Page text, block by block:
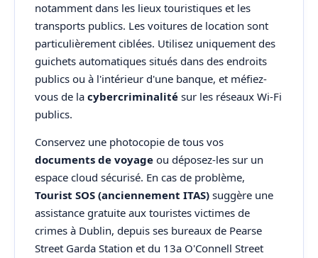
notamment dans les lieux touristiques et les
transports publics. Les voitures de location sont
particulièrement ciblées. Utilisez uniquement des
guichets automatiques situés dans des endroits
publics ou à l'intérieur d'une banque, et méfiez-
vous de la cybercriminalité sur les réseaux Wi-Fi
publics.
Conservez une photocopie de tous vos
documents de voyage ou déposez-les sur un
espace cloud sécurisé. En cas de problème,
Tourist SOS (anciennement ITAS) suggère une
assistance gratuite aux touristes victimes de
crimes à Dublin, depuis ses bureaux de Pearse
Street Garda Station et du 13a O'Connell Street